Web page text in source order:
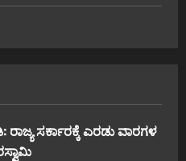
ಸರ್ಕಾರಕ್ಕೆ ಎರಡು ವಾರಗಳ